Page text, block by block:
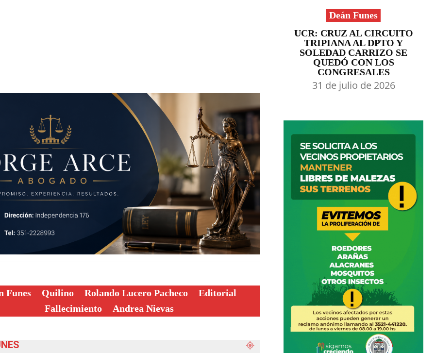
Funes Quilino Rolando Lucero Pacheco
Editorial
Fallecimiento
Andrea Nievas
Deán Funes
UCR: CRUZ AL CIRCUITO
TRIPIANA AL DPTO Y
SOLEDAD CARRIZO SE
QUEDÓ CON LOS
CONGRESALES
31 de julio de 2026